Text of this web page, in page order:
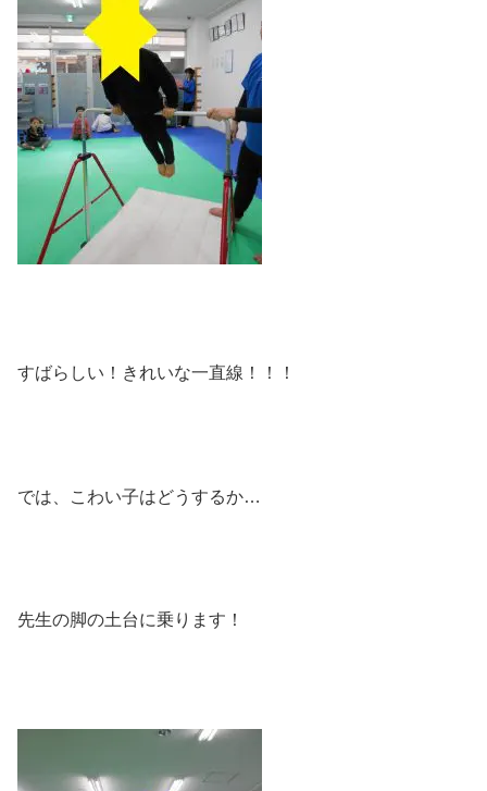
すばらしい！きれいな一直線！！！
では、こわい子はどうするか…
先生の脚の土台に乗ります！